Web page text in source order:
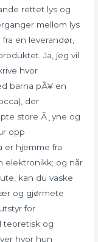
rettet lys og
mellom lys
en leverandør,
Ja, jeg vil
hvor
barna pÃ¥ en
der
store Ã¸yne og
opp
er hjemme fra
elektronikk; og når
kan du vaske
og gjørmete
for
teoretisk og
hvor hun